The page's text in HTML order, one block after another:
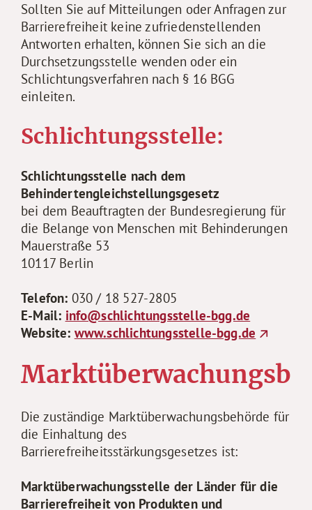
Sollten Sie auf Mitteilungen oder Anfragen zur
Barrierefreiheit keine zufriedenstellenden
Antworten erhalten, können Sie sich an die
Durchsetzungsstelle wenden oder ein
Schlichtungsverfahren nach § 16 BGG
einleiten.
Schlichtungsstelle:
Schlichtungsstelle nach dem
Behindertengleichstellungsgesetz
bei dem Beauftragten der Bundesregierung für
die Belange von Menschen mit Behinderungen
Mauerstraße 53
10117 Berlin
Telefon: 030 / 18 527-2805
E-Mail: info@schlichtungsstelle-bgg.de
Website: www.schlichtungsstelle-bgg.de
Die zuständige Marktüberwachungsbehörde für
die Einhaltung des
Barrierefreiheitsstärkungsgesetzes ist:
Marktüberwachungsstelle der Länder für die
Barrierefreiheit von Produkten und